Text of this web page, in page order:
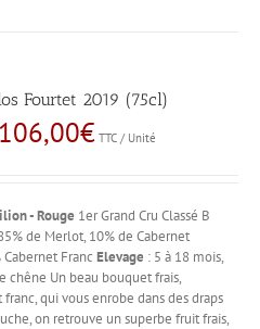
Fourtet 2019 (75cl)
106,00€ TTC / Unité
- Rouge 1er Grand Cru Classé B
de Merlot, 10% de Cabernet
Cabernet FrancElevage : 5 à 18 mois,
chêne Un beau bouquet frais,
qui vous enrobe dans des draps
on retrouve un superbe fruit frais,